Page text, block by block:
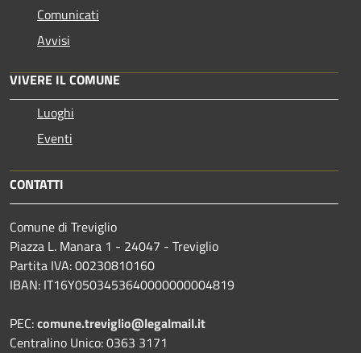
Comunicati
Avvisi
VIVERE IL COMUNE
Luoghi
Eventi
CONTATTI
Comune di Treviglio
Piazza L. Manara 1 - 24047 - Treviglio
Partita IVA: 00230810160
IBAN: IT16Y0503453640000000004819
PEC:comune.treviglio@legalmail.it
Centralino Unico: 0363 3171